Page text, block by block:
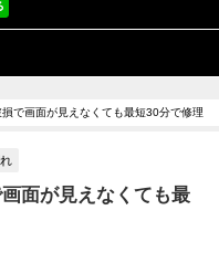
損で画面が見えなくても最短30分で修理
面が見えなくても最